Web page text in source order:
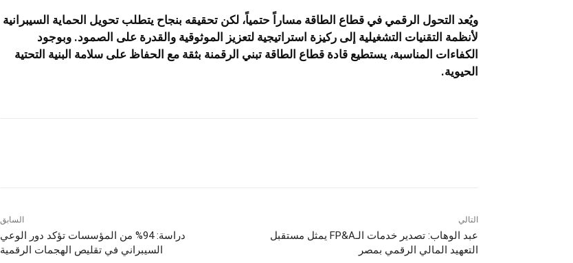
ويُعد التحول الرقمي في قطاع الطاقة مساراً حتمياً، لكن تحقيقه بنجاح يتطلب تحويل الحماية السيبرانية
لأنظمة التقنيات التشغيلية إلى ركيزة استراتيجية لتعزيز الموثوقية والقدرة على الصمود. وبوجود
الكفاءات المناسبة، يستطيع قادة قطاع الطاقة تبني الرقمنة بثقة مع الحفاظ على سلامة البنية التحتية
الحيوية.
السابق
دراسة: 94% من المؤسسات تؤكد دور الوعي
السيبراني في تقليص الهجمات الرقمية
التالي
عبد الوهاب: تصدير خدمات الـFP&A يمثل مستقبل
التعهيد المالي الرقمي بمصر